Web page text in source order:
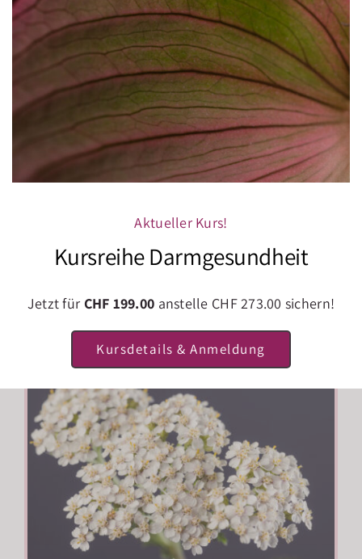
darmflora stärken
8. August 2025
Darmgesundheit,Immunsystem
So bringst du dein Mikrobiom ins
Aktueller Kurs!
Kursreihe Darmgesundheit
Jetzt für CHF 199.00 anstelle CHF 273.00 sichern!
Kursdetails & Anmeldung